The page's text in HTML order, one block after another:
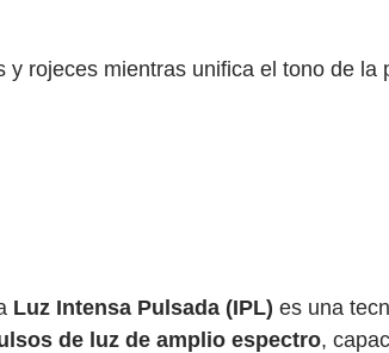
rojeces mientras unifica el tono de la
Luz Intensa Pulsada (IPL) es una
de luz de amplio espectro,